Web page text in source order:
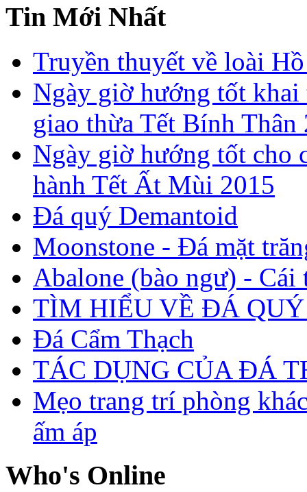
Tin Mới Nhất
Truyền thuyết về loài
Ngày giờ hướng tốt
giao thừa Tết Bính Thân
Ngày giờ hướng tốt cho
hành Tết Ất Mùi 2015
Đá quý Demantoid
Moonstone - Đá mặt
Abalone (bào ngư) - Cái
TÌM HIỂU VỀ ĐÁ QUÝ
Đá Cẩm Thạch
TÁC DỤNG CỦA ĐÁ
Mẹo trang trí phòng
ấm áp
Who's Online